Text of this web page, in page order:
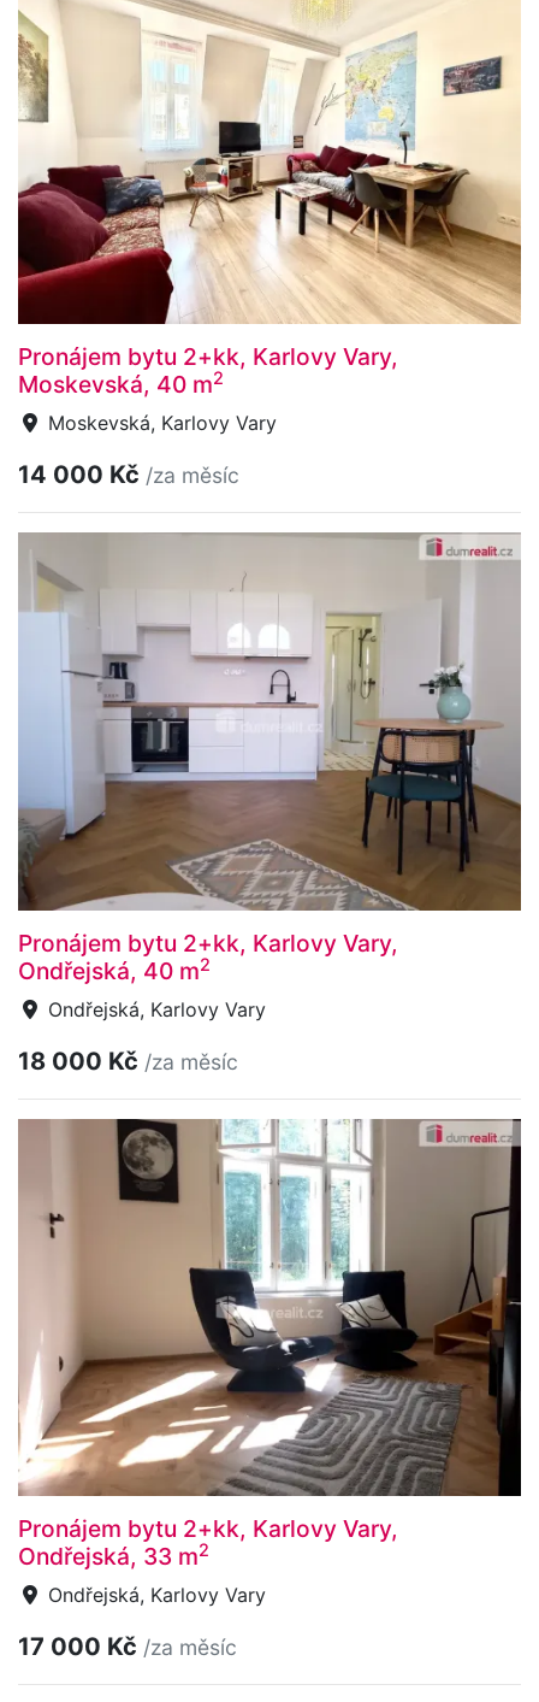
Pronájem bytu 2+kk, Karlovy Vary,
Moskevská, 40 m2
Moskevská, Karlovy Vary
14 000 Kč /za měsíc
Pronájem bytu 2+kk, Karlovy Vary,
Ondřejská, 40 m2
Ondřejská, Karlovy Vary
18 000 Kč /za měsíc
Pronájem bytu 2+kk, Karlovy Vary,
Ondřejská, 33 m2
Ondřejská, Karlovy Vary
17 000 Kč /za měsíc